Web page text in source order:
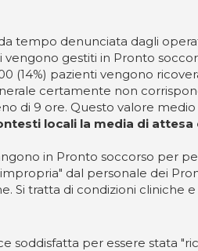
tempo denunciata dagli
vengono gestiti in Pronto
(14%) pazienti vengono
certamente non
di 9 ore. Questo valore
locali la media di
in Pronto soccorso per
dal personale dei
Si tratta di condizioni cliniche
soddisfatta per essere stata